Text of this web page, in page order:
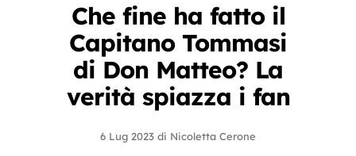
Che fine ha fatto il
Capitano Tommasi
di Don Matteo? La
verità spiazza i fan
6 Lug 2023 di Nicoletta Cerone